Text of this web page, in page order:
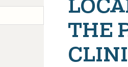
THE